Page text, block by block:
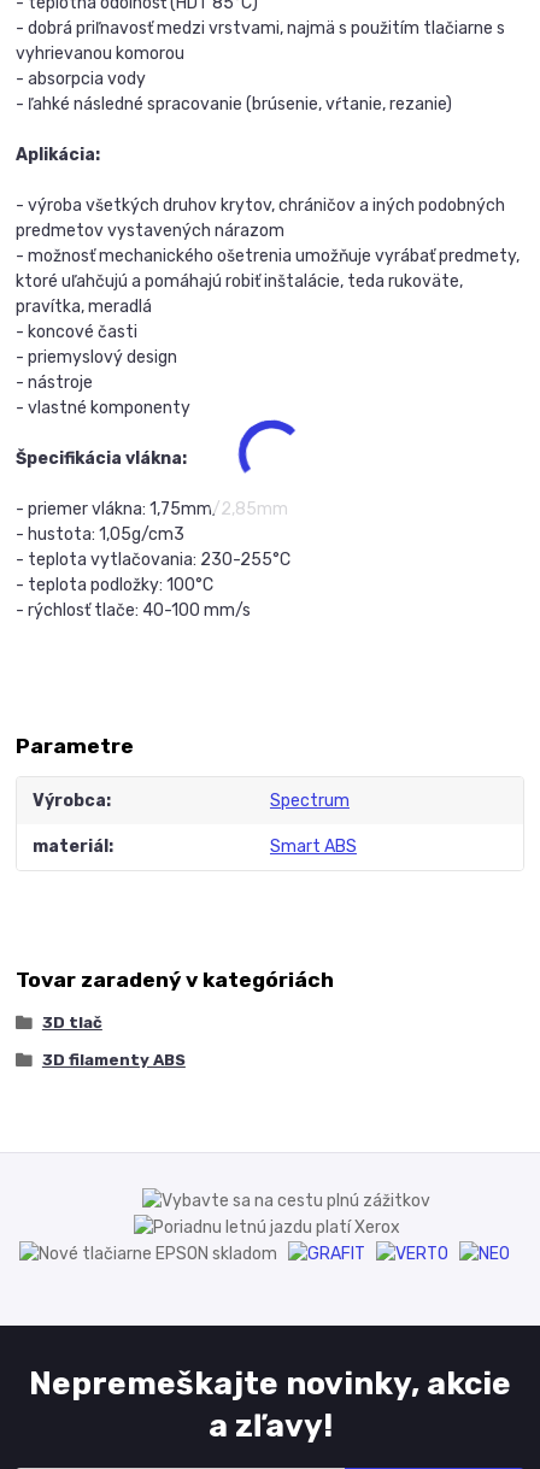
- dobrá priľnavosť medzi vrstvami, najmä s použitím tlačiarne s
vyhrievanou komorou
- absorpcia vody
- ľahké následné spracovanie (brúsenie, vŕtanie, rezanie)
Aplikácia:
- výroba všetkých druhov krytov, chráničov a iných podobných
predmetov vystavených nárazom
- možnosť mechanického ošetrenia umožňuje vyrábať predmety,
ktoré uľahčujú a pomáhajú robiť inštalácie, teda rukoväte,
pravítka, meradlá
- koncové časti
- priemyslový design
- nástroje
- vlastné komponenty
Špecifikácia vlákna:
- priemer vlákna: 1,75mm/2,85mm
- hustota: 1,05g/cm3
- teplota vytlačovania: 230-255°C
- teplota podložky: 100°C
- rýchlosť tlače: 40-100 mm/s
Parametre
Výrobca Spectrum
materiál Smart ABS
Tovar zaradený v kategóriách
3D tlač
3D filamenty ABS
Nepremeškajte novinky, akcie
a zľavy!